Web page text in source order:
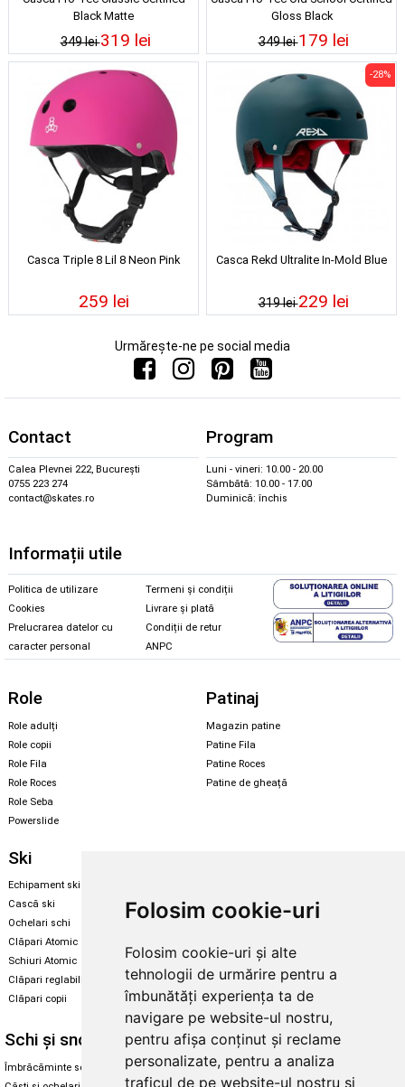
Folosim cookie-uri
Folosim cookie-uri și alte
tehnologii de urmărire pentru a
îmbunătăți experiența ta de
navigare pe website-ul nostru,
pentru afișa conținut și reclame
personalizate, pentru a analiza
traficul de pe website-ul nostru și
Black Matte
349 lei319 lei
Gloss Black
349 lei179 lei
Casca Triple 8 Lil 8 Neon Pink
259 lei
Casca Rekd Ultralite In-Mold Blue
319 lei
-28%
229 lei
Urmărește-ne pe social media
Contact
Calea Plevnei 222, București
0755 223 274
contact@skates.ro
Program
Luni - vineri: 10.00 - 20.00
Sâmbătă: 10.00 - 17.00
Duminică: închis
Informații utile
Politica de utilizare
Cookies
Prelucrarea datelor cu
caracter personal
Termeni și condiții
Livrare și plată
Condiții de retur
ANPC
Role
Role adulți
Role copii
Role Fila
Role Roces
Role Seba
Powerslide
Patinaj
Magazin patine
Patine Fila
Patine Roces
Patine de gheață
Ski
Echipament ski
Cască ski
Ochelari schi
Clăpari Atomic
Schiuri Atomic
Clăpari reglabili
Clăpari copii
Echipament snowboard
Skate & longboard
Santa Cruz
Enuff Skateboards
Schi și snowboard
Îmbrăcăminte schi și snowboard
Diverse
Cum aleg rolele